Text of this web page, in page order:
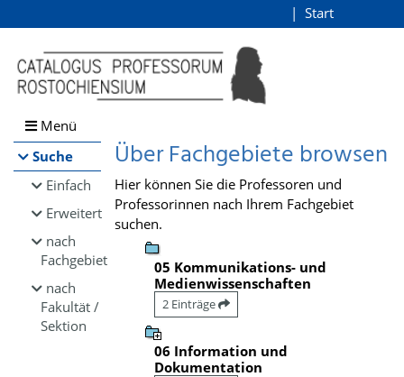
Browsen
direkt zum Inhalt
Start
Menü
Suche
Einfach
Erweitert
nach
Fachgebiet
nach
Fakultät /
Sektion
Über Fachgebiete browsen
Hier können Sie die Professoren und
Professorinnen nach Ihrem Fachgebiet
suchen.
05 Kommunikations- und
Medienwissenschaften
2 Einträge
06 Information und
Dokumentation